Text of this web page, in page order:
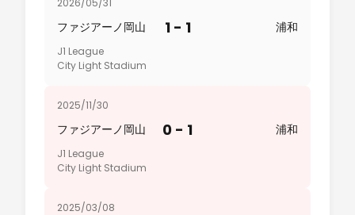
2026/05/31
ファジアーノ岡山 1 - 1 浦和
J1 League
City Light Stadium
2025/11/30
ファジアーノ岡山 0 - 1 浦和
J1 League
City Light Stadium
2025/03/08